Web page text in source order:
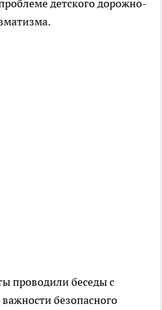
детского дорожно-
проводили беседы с
безопасного